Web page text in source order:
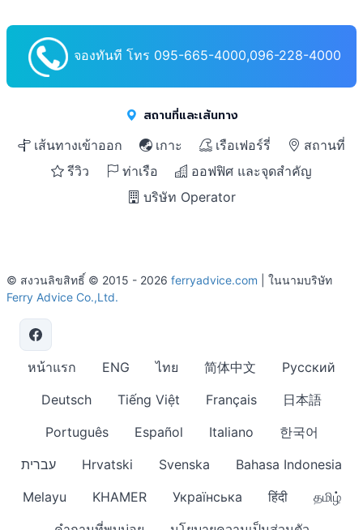
จองทันที โทร 095-665-4000,096-228-4000
สถานที่และเส้นทาง
เส้นทางเข้าออก เกาะ เรือเฟอร์รี่
สถานที่
รีวิว
ท่าเรือ
ออฟฟิศ และจุดสำคัญ
บริษัท Operator
© สงวนลิขสิทธิ์ © 2015 - 2026 ferryadvice.com | ในนามบริษัท
Ferry Advice Co.,Ltd.
หน้าแรก ENG ไทย 简体中文
Русский
Deutsch
Tiếng Việt Français
日本語
Português
Español Italiano
한국어
עברית
Hrvatski Svenska
Bahasa Indonesia
Melayu
KHAMER Українська हिंदी
தமிழ்